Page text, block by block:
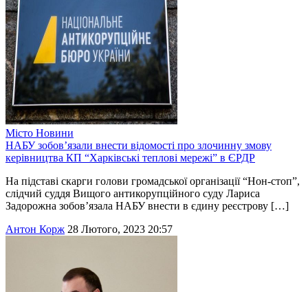
Місто Новини
НАБУ зобов’язали внести відомості про злочинну змову
керівництва КП “Харківські теплові мережі” в ЄРДР
На підставі скарги голови громадської організації “Нон-стоп”,
слідчий суддя Вищого антикорупційного суду Лариса
Задорожна зобов’язала НАБУ внести в єдину реєстрову […]
Антон Корж 28 Лютого, 2023 20:57